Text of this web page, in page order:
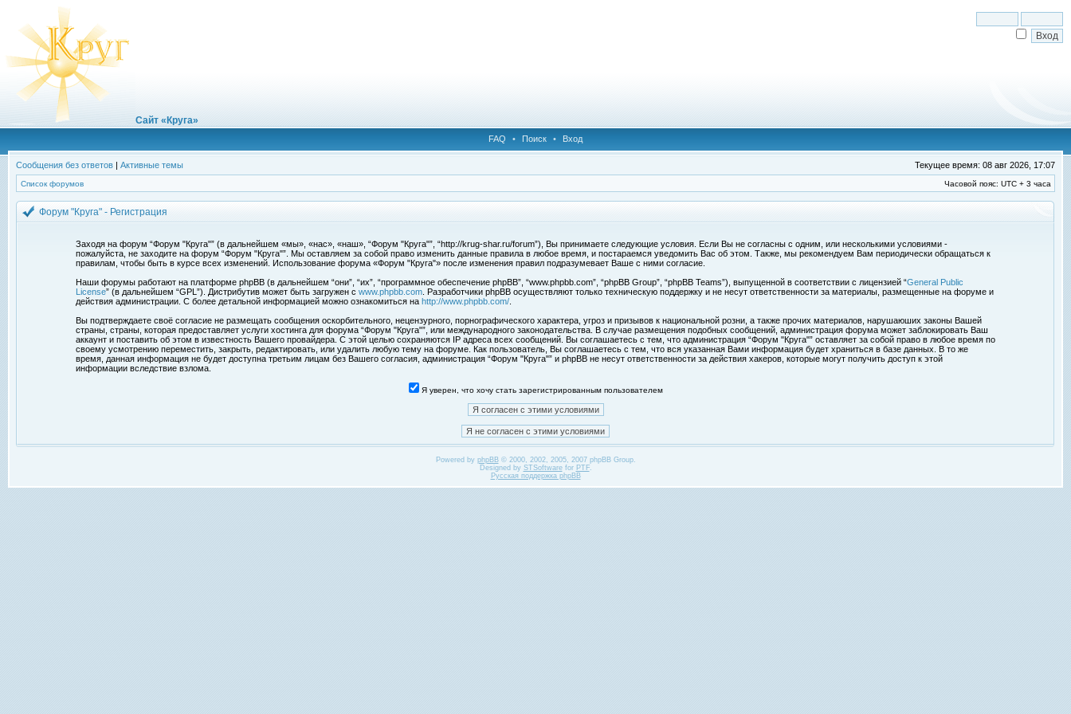
Сайт «Круга»
FAQ • Поиск • Вход
Сообщения без ответов | Активные темы Текущее время: 08 авг 2026, 17:07
Список форумов Часовой пояс: UTC + 3 часа
Форум "Круга" - Регистрация
Заходя на форум “Форум "Круга"” (в дальнейшем «мы», «нас», «наш», “Форум "Круга"”, “http://krug-shar.ru/forum”), Вы принимаете следующие условия. Если Вы не согласны с одним, или несколькими условиями -
пожалуйста, не заходите на форум “Форум "Круга"”. Мы оставляем за собой право изменить данные правила в любое время, и постараемся уведомить Вас об этом. Также, мы рекомендуем Вам периодически обращаться к
правилам, чтобы быть в курсе всех изменений. Использование форума «Форум "Круга"» после изменения правил подразумевает Ваше с ними согласие.
Наши форумы работают на платформе phpBB (в дальнейшем “они”, “их”, “программное обеспечение phpBB”, “www.phpbb.com”, “phpBB Group”, “phpBB Teams”), выпущенной в соответствии с лицензией “General Public
License” (в дальнейшем “GPL”). Дистрибутив может быть загружен с www.phpbb.com . Разработчики phpBB осуществляют только техническую поддержку и не несут ответственности за материалы, размещенные на форуме и
действия администрации. С более детальной информацией можно ознакомиться на http://www.phpbb.com/
Вы подтверждаете своё согласие не размещать сообщения оскорбительного, нецензурного, порнографического характера, угроз и призывов к национальной розни, а также прочих материалов, нарушаюших законы Вашей
страны, страны, которая предоставляет услуги хостинга для форума “Форум "Круга"”, или международного законодательства. В случае размещения подобных сообщений, администрация форума может заблокировать Ваш
аккаунт и поставить об этом в известность Вашего провайдера. С этой целью сохраняются IP адреса всех сообщений. Вы соглашаетесь с тем, что администрация “Форум "Круга"” оставляет за собой право в любое время по
своему усмотрению переместить, закрыть, редактировать, или удалить любую тему на форуме. Как пользователь, Вы соглашаетесь с тем, что вся указанная Вами информация будет храниться в базе данных. В то же
время, данная информация не будет доступна третьим лицам без Вашего согласия, администрация “Форум "Круга"” и phpBB не несут ответственности за действия хакеров, которые могут получить доступ к этой
информации вследствие взлома.
Я уверен, что хочу стать зарегистрированным пользователем
Powered by phpBB© 2000, 2002, 2005, 2007 phpBB Group.
Designed by STSoftwarefor PTF.
Русская поддержка phpBB